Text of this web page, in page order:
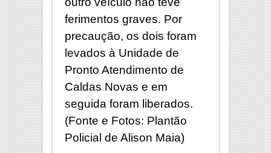
ferimentos graves. Por
precaução, os dois foram
levados à Unidade de
Pronto Atendimento de
Caldas Novas e em
seguida foram liberados.
(Fonte e Fotos: Plantão
Policial de Alison Maia)